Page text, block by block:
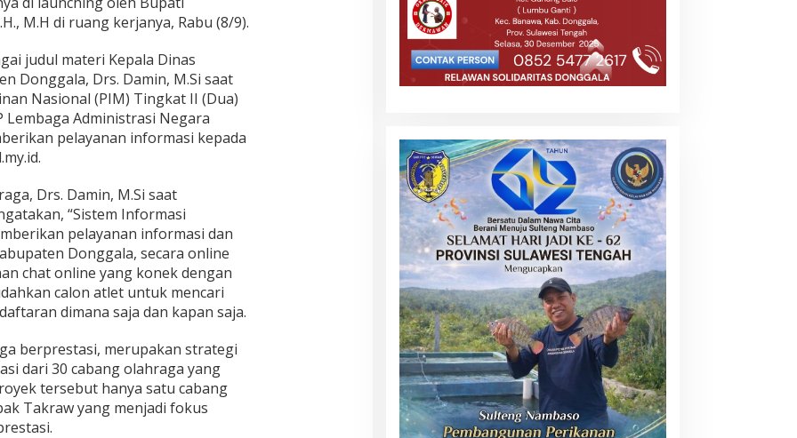
M.H di ruang kerjanya, Rabu (8/9).
judul materi Kepala Dinas
Donggala, Drs. Damin, M.Si saat
Nasional (PIM) Tingkat II (Dua)
Lembaga Administrasi Negara
pelayanan informasi kepada
Drs. Damin, M.Si saat
“Sistem Informasi
pelayanan informasi dan
Donggala, secara online
chat online yang konek dengan
calon atlet untuk mencari
dimana saja dan kapan saja.
berprestasi, merupakan strategi
dari 30 cabang olahraga yang
tersebut hanya satu cabang
Takraw yang menjadi fokus